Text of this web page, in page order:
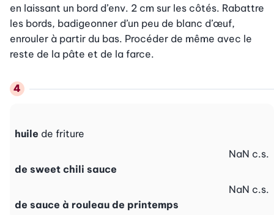
en laissant un bord d’env. 2 cm sur les côtés. Rabattre
les bords, badigeonner d’un peu de blanc d’œuf,
enrouler à partir du bas. Procéder de même avec le
reste de la pâte et de la farce.
huile de friture
de sweet chili sauce
NaN c.s.
de sauce à rouleau de printemps
NaN c.s.